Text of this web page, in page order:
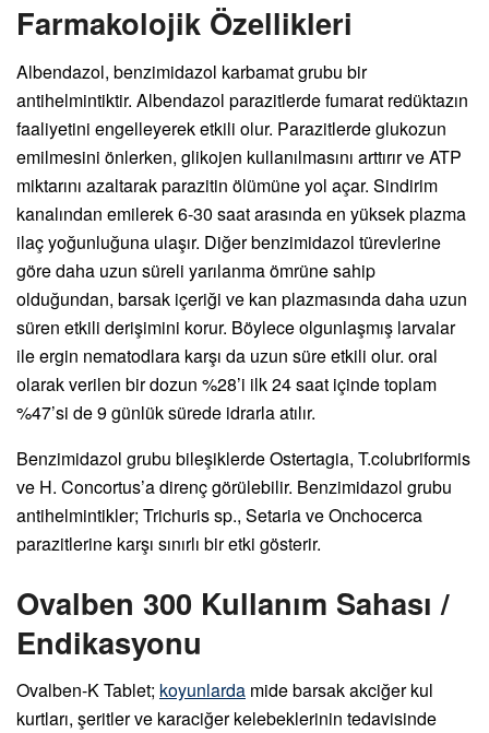
Farmakolojik Özellikleri
Albendazol, benzimidazol karbamat grubu bir
antihelmintiktir. Albendazol parazitlerde fumarat redüktazın
faaliyetini engelleyerek etkili olur. Parazitlerde glukozun
emilmesini önlerken, glikojen kullanılmasını arttırır ve ATP
miktarını azaltarak parazitin ölümüne yol açar. Sindirim
kanalından emilerek 6-30 saat arasında en yüksek plazma
ilaç yoğunluğuna ulaşır. Diğer benzimidazol türevlerine
göre daha uzun süreli yarılanma ömrüne sahip
olduğundan, barsak içeriği ve kan plazmasında daha uzun
süren etkili derişimini korur. Böylece olgunlaşmış larvalar
ile ergin nematodlara karşı da uzun süre etkili olur. oral
olarak verilen bir dozun %28’i ilk 24 saat içinde toplam
%47’si de 9 günlük sürede idrarla atılır.
Benzimidazol grubu bileşiklerde Ostertagia, T.colubriformis
ve H. Concortus’a direnç görülebilir. Benzimidazol grubu
antihelmintikler; Trichuris sp., Setaria ve Onchocerca
parazitlerine karşı sınırlı bir etki gösterir.
Ovalben 300 Kullanım Sahası /
Endikasyonu
Ovalben-K Tablet; koyunlarda mide barsak akciğer kul
kurtları, şeritler ve karaciğer kelebeklerinin tedavisinde